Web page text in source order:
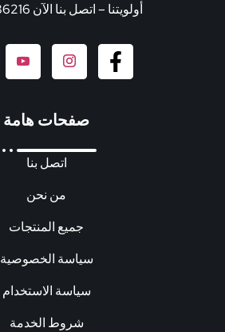
أولويتنا – اتصل بنا الآن 0549386216.
صفحات هامة
اتصل بنا
من نحن
جميع المنتجات
سياسة الخصوصية
سياسة الاستخدام
شروط الخدمة